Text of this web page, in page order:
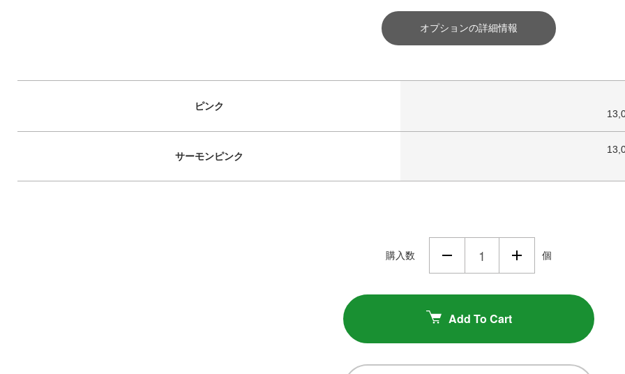
オプションの詳細情報
ピンク
サーモンピンク
購入数 個
Add To Cart